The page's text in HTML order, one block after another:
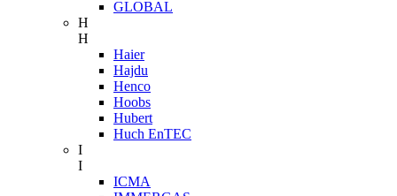
GLOBAL
H
H
Haier
Hajdu
Henco
Hoobs
Hubert
Huch EnTEC
I
I
ICMA